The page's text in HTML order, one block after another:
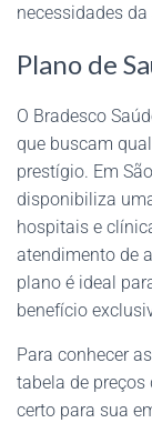
necessidades
Plano de
O Bradesco
que buscam
prestígio. Em
disponibiliza
hospitais e
atendimento de
plano é ideal
benefício
Para conhecer
tabela de preços
certo para sua